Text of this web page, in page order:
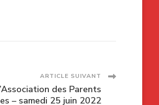
ARTICLE SUIVANT
des Parents
– samedi 25 juin 2022